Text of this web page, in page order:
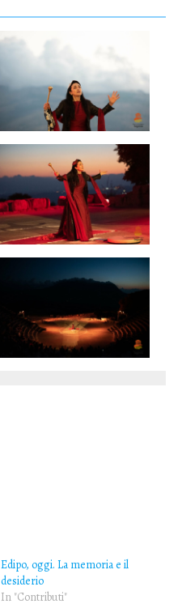
Edipo, oggi. La memoria e il
desiderio
In "Contributi"